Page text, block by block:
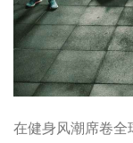
在健身风潮席卷全